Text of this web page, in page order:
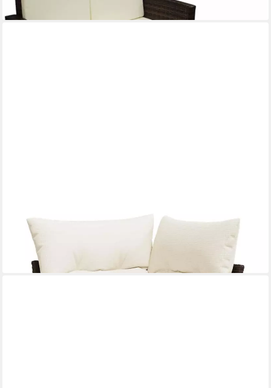
lieferbar - in 4-5 Werktagen bei dir
VIDAXL
Loungesofa Garten-Ecksofa mit Kissen Braun Poly Rattan, 1 Teile
119,95 €
lieferbar - in 4-5 Werktagen bei dir